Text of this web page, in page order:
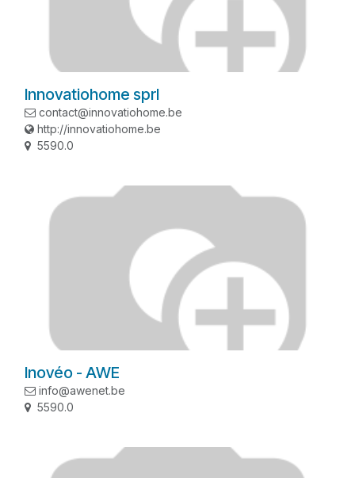
Innovatiohome sprl
contact@innovatiohome.be
http://innovatiohome.be
5590.0
Inovéo - AWE
info@awenet.be
5590.0